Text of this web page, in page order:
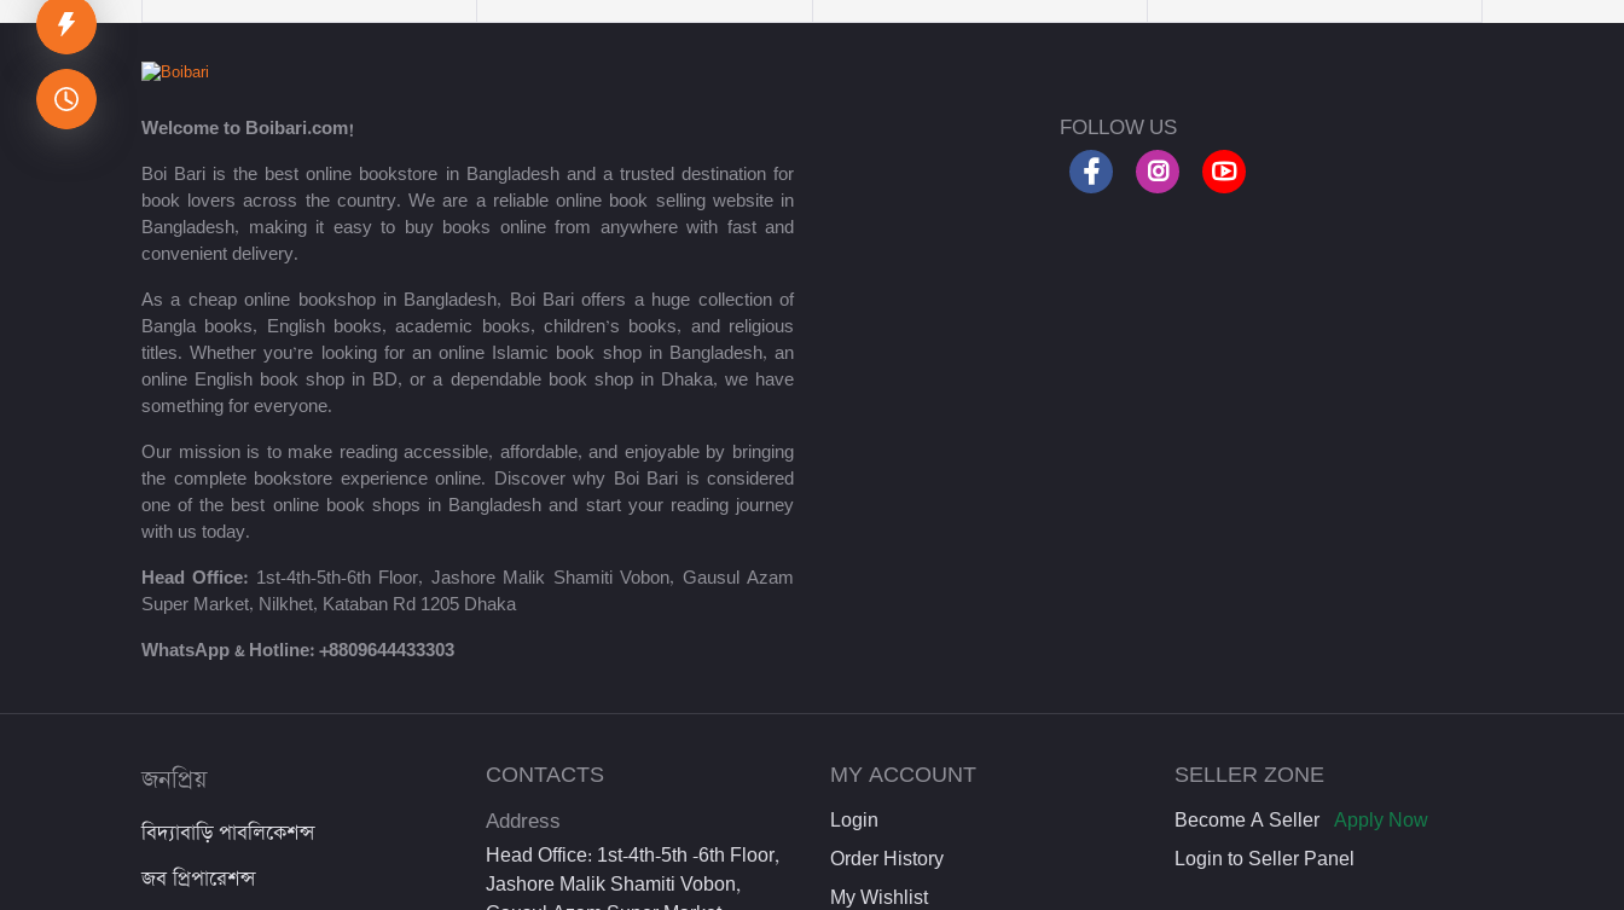
পাঞ্জেরী সম্পাদনা পর্ষদ
মফিজুল ইসলাম মিলন
রবীন্দ্রনাথ ঠাকুর
মোত্তাসিন পাহলভী
শায়খ আহমাদুল্লাহ
মোঃ খাইরুল আলম
ম্যাক্সিম গোর্কি
মহাদেব সাহা
প্রমথ চৌধুরী
শরৎচন্দ্র চট্টোপাধ্যায়
সলিমুল্লাহ খান
ইউসুফ আল কারজাভি
Welcome to Boibari.com!
Boi Bari is the best online bookstore in Bangladesh and a trusted destination for
book lovers across the country. We are a reliable online book selling website in
Bangladesh, making it easy to buy books online from anywhere with fast and
convenient delivery.
As a cheap online bookshop in Bangladesh, Boi Bari offers a huge collection of
Bangla books, English books, academic books, children’s books, and religious
titles. Whether you’re looking for an online Islamic book shop in Bangladesh, an
online English book shop in BD, or a dependable book shop in Dhaka, we have
something for everyone.
Our mission is to make reading accessible, affordable, and enjoyable by bringing
the complete bookstore experience online. Discover why Boi Bari is considered
one of the best online book shops in Bangladesh and start your reading journey
with us today.
Head Office: 1st-4th-5th-6th Floor, Jashore Malik Shamiti Vobon, Gausul Azam
Super Market, Nilkhet, Kataban Rd 1205 Dhaka
WhatsApp & Hotline: +8809644433303
FOLLOW US
জনপ্রিয়
বিদ্যাবাড়ি পাবলিকেশন্স
জব প্রিপারেশন্স
CONTACTS
Address
Head Office: 1st-4th-5th -6th Floor,
Jashore Malik Shamiti Vobon,
MY ACCOUNT
Login
Order History
My Wishlist
SELLER ZONE
Become A Seller
Apply Now
Login to Seller Panel